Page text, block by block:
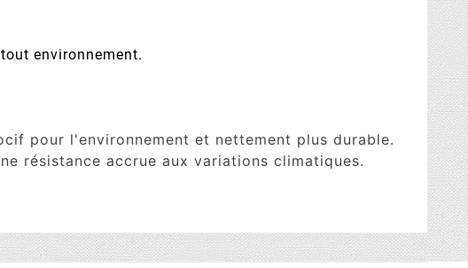
environnement.
pour l'environnement et nettement plus durable.
résistance accrue aux variations climatiques.